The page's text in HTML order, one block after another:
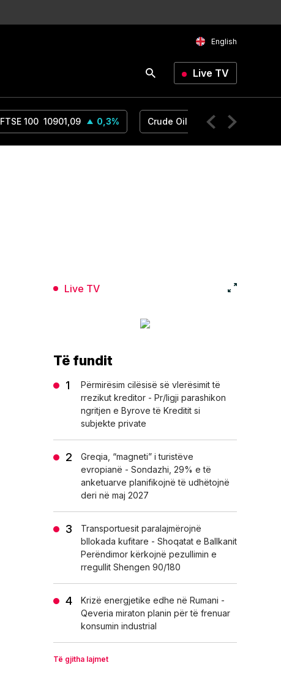
English
Live TV
FTSE 100 10901,09 0,3% Crude Oil 78,18 1,14
Live TV
Të fundit
Përmirësim cilësisë së vlerësimit të
rrezikut kreditor - Pr/ligji parashikon
ngritjen e Byrove të Kreditit si
subjekte private
Greqia, “magneti” i turistëve
evropianë - Sondazhi, 29% e të
anketuarve planifikojnë të udhëtojnë
deri në maj 2027
Transportuesit paralajmërojnë
bllokada kufitare - Shoqatat e Ballkanit
Perëndimor kërkojnë pezullimin e
rregullit Shengen 90/180
Krizë energjetike edhe në Rumani -
Qeveria miraton planin për të frenuar
konsumin industrial
Të gjitha lajmet